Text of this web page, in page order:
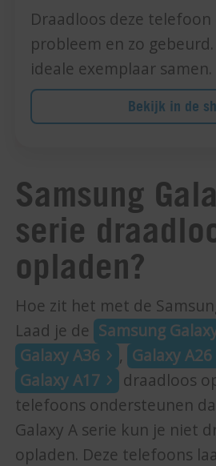
Draadloos deze telefoon
probleem en zo
ideale exemplaar samen.
Bekijk in de
Samsung
serie
opladen?
Hoe zit het met de
Laad je de Samsung
Galaxy A36
, Galaxy A26
Galaxy A17
draadloos
telefoons ondersteunen
Galaxy A serie kun je niet
opladen. Deze telefoons